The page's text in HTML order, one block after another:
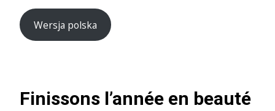
Wersja polska
Finissons l’année en beauté